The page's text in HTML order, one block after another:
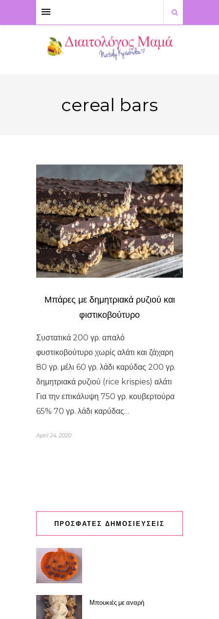
cereal bars
Μπάρες με δημητριακά ρυζιού και
φιστικοβούτυρο
Συστατικά 200 γρ. απαλό
φυστικοβούτυρο χωρίς αλάτι και ζάχαρη
80 γρ. μέλι 60 γρ. λάδι καρύδας 200 γρ.
δημητριακά ρυζιού (rice krispies) αλάτι
Για την επικάλυψη 750 γρ. κουβερτούρα
65% 70 γρ. λάδι καρύδας…
April 24, 2020
ΠΡΟΣΦΑΤΕΣ ΔΗΜΟΣΙΕΥΣΕΙΣ
Μπουκιές με αναρή